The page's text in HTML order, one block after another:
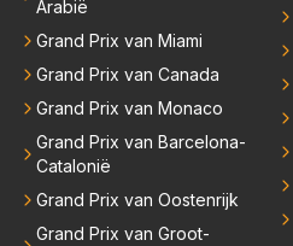
Arabië
Grand Prix van Miami
Grand Prix van Canada
Grand Prix van Monaco
Grand Prix van Barcelona-
Catalonië
Grand Prix van Oostenrijk
Grand Prix van Groot-